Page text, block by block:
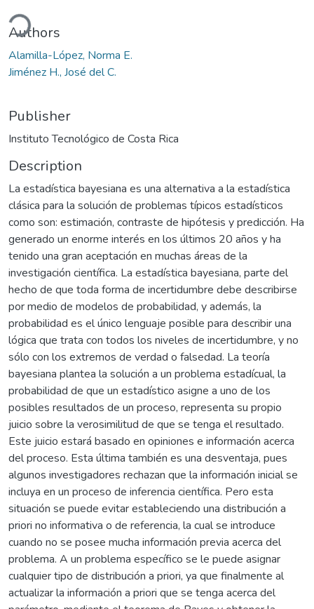
Authors
Alamilla-López, Norma E.
Jiménez H., José del C.
Publisher
Instituto Tecnológico de Costa Rica
Description
La estadística bayesiana es una alternativa a la estadística
clásica para la solución de problemas típicos estadísticos
como son: estimación, contraste de hipótesis y predicción. Ha
generado un enorme interés en los últimos 20 años y ha
tenido una gran aceptación en muchas áreas de la
investigación científica. La estadística bayesiana, parte del
hecho de que toda forma de incertidumbre debe describirse
por medio de modelos de probabilidad, y además, la
probabilidad es el único lenguaje posible para describir una
lógica que trata con todos los niveles de incertidumbre, y no
sólo con los extremos de verdad o falsedad. La teoría
bayesiana plantea la solución a un problema estadícual, la
probabilidad de que un estadístico asigne a uno de los
posibles resultados de un proceso, representa su propio
juicio sobre la verosimilitud de que se tenga el resultado.
Este juicio estará basado en opiniones e información acerca
del proceso. Esta última también es una desventaja, pues
algunos investigadores rechazan que la información inicial se
incluya en un proceso de inferencia científica. Pero esta
situación se puede evitar estableciendo una distribución a
priori no informativa o de referencia, la cual se introduce
cuando no se posee mucha información previa acerca del
problema. A un problema específico se le puede asignar
cualquier tipo de distribución a priori, ya que finalmente al
actualizar la información a priori que se tenga acerca del